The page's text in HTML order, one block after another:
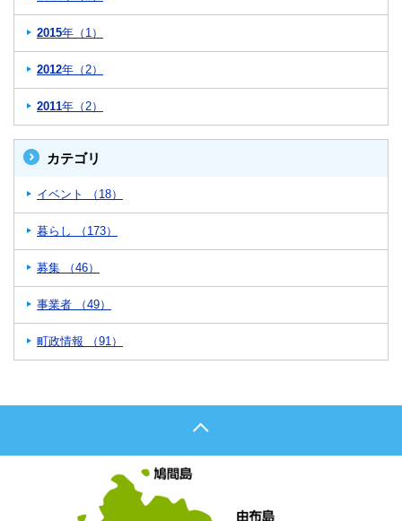
2015年（1）
2012年（2）
2011年（2）
カテゴリ
イベント （18）
暮らし （173）
募集 （46）
事業者 （49）
町政情報 （91）